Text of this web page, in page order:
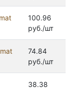
100.96
руб./шт
74.84
руб./шт
38.38